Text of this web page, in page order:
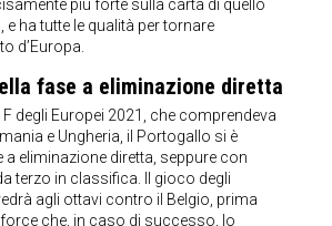
più forte sulla carta di quello
e ha tutte le qualità per tornare
d’Europa.
fase a eliminazione diretta
F degli Europei 2021, che comprendeva
e Ungheria, il Portogallo si è
eliminazione diretta, seppure con
terzo in classifica. Il gioco degli
agli ottavi contro il Belgio, prima
che, in caso di successo, lo